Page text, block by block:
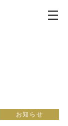
お知らせ